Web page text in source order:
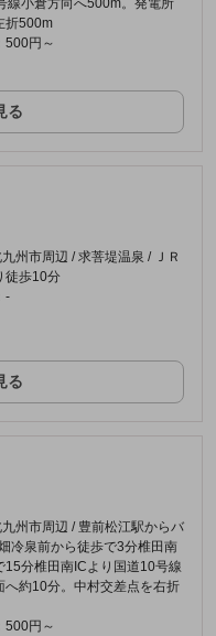
折500m
500円～
る
州市周辺 / 求菩堤温泉 / ＪＲ
徒歩10分
-
る
州市周辺 / 豊前松江駅からバ
冷泉前から徒歩で3分椎田南
15分椎田南ICより国道10号線
へ約10分。中村交差点を右折
500円～